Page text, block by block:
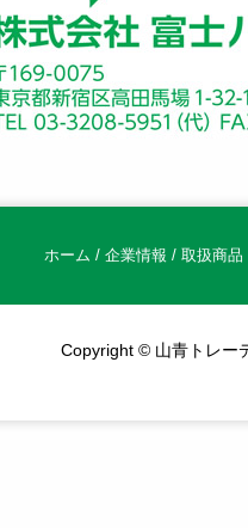
ホーム / 企業情報 / 取扱商品
Copyright © 山青トレー